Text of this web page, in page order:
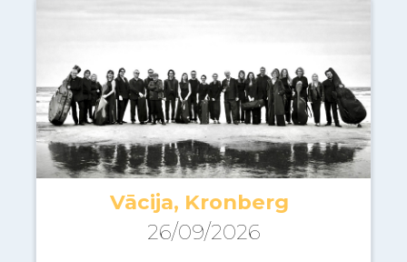
Vācija, Kronberg
26/09/2026